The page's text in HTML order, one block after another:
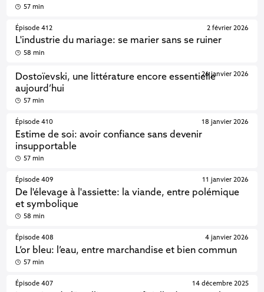
57 min
Épisode 412
L'industrie du mariage: se marier sans se ruiner
2 février 2026
58 min
Dostoïevski, une littérature encore essentielle
aujourd’hui
26 janvier 2026
57 min
Épisode 410
Estime de soi: avoir confiance sans devenir
insupportable
18 janvier 2026
57 min
Épisode 409
De l'élevage à l'assiette: la viande, entre polémique
et symbolique
11 janvier 2026
58 min
Épisode 408
L’or bleu: l’eau, entre marchandise et bien commun
4 janvier 2026
57 min
Épisode 407 14 décembre 2025